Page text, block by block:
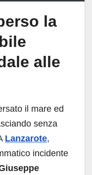
la
alle
il mare ed
senza
Lanzarote,
incidente